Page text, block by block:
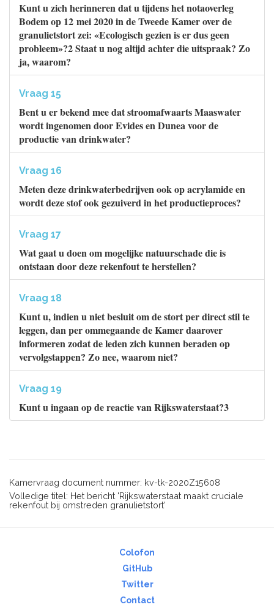
Kunt u zich herinneren dat u tijdens het notaoverleg
Bodem op 12 mei 2020 in de Tweede Kamer over de
granulietstort zei: «Ecologisch gezien is er dus geen
probleem»?2 Staat u nog altijd achter die uitspraak? Zo
ja, waarom?
Vraag 15
Bent u er bekend mee dat stroomafwaarts Maaswater
wordt ingenomen door Evides en Dunea voor de
productie van drinkwater?
Vraag 16
Meten deze drinkwaterbedrijven ook op acrylamide en
wordt deze stof ook gezuiverd in het productieproces?
Vraag 17
Wat gaat u doen om mogelijke natuurschade die is
ontstaan door deze rekenfout te herstellen?
Vraag 18
Kunt u, indien u niet besluit om de stort per direct stil te
leggen, dan per ommegaande de Kamer daarover
informeren zodat de leden zich kunnen beraden op
vervolgstappen? Zo nee, waarom niet?
Vraag 19
Kunt u ingaan op de reactie van Rijkswaterstaat?3
Kamervraag document nummer: kv-tk-2020Z15608
Volledige titel: Het bericht 'Rijkswaterstaat maakt cruciale
rekenfout bij omstreden granulietstort'
Colofon
GitHub
Twitter
Contact